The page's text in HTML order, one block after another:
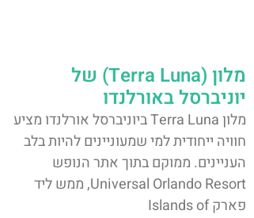
מלון (Terra Luna) של
יוניברסל באורלנדו
מלון Terra Luna ביוניברסל אורלנדו מציע
חוויה ייחודית למי שמעוניינים להיות בלב
העניינים. ממוקם בתוך אתר הנופש
Universal Orlando Resort, ממש ליד
פארק Islands of